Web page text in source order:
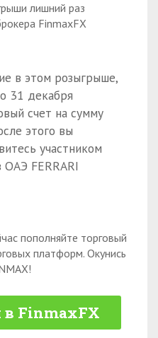
лишний раз
FinmaxFX
в этом розыгрыше,
31 декабря
счет на сумму
этого вы
участником
FERRARI
пополняйте торговый
платформ. Окунись
в FinmaxFX